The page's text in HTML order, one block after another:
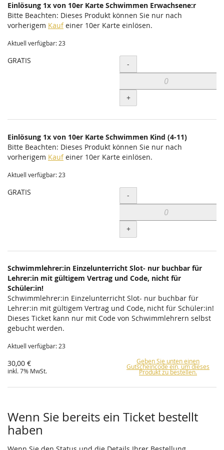
Einlösung 1x von 10er Karte Schwimmen Erwachsene:r
Bitte Beachten: Dieses Produkt können Sie nur nach
vorherigem Kaufeiner 10er Karte einlösen.
Aktuell verfügbar: 23
GRATIS Menge
-
+
Einlösung 1x von 10er Karte Schwimmen Kind (4-11)
Bitte Beachten: Dieses Produkt können Sie nur nach
vorherigem Kaufeiner 10er Karte einlösen.
Aktuell verfügbar: 23
GRATIS Menge
-
+
Schwimmlehrer:in Einzelunterricht Slot- nur buchbar für
Lehrer:in mit gültigem Vertrag und Code, nicht für
Schüler:in!
Schwimmlehrer:in Einzelunterricht Slot- nur buchbar für
Lehrer:in mit gültigem Vertrag und Code, nicht für Schüler:in!
Dieses Ticket kann nur mit Code von Schwimmlehrern selbst
gebucht werden.
Aktuell verfügbar: 23
30,00 €
inkl. 7% MwSt.
Geben Sie unten einen
Gutscheincode ein, um dieses
Produkt zu bestellen.
Wenn Sie bereits ein Ticket bestellt
haben